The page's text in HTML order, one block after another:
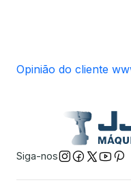
Opinião do cliente
Siga-nos